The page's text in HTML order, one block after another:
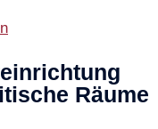
Räume